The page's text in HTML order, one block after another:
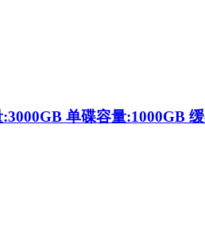
单碟容量:1000GB